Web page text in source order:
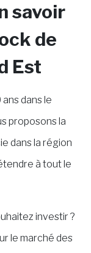
savoir
de
Est
dans le
proposons la
dans la région
à tout le
investir ?
le marché des